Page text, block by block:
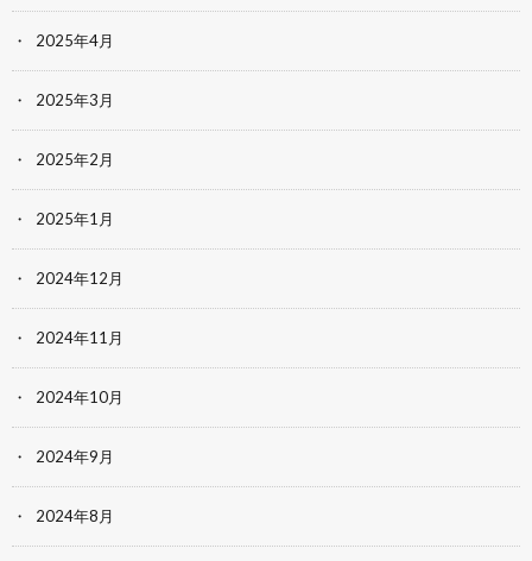
2025年4月
2025年3月
2025年2月
2025年1月
2024年12月
2024年11月
2024年10月
2024年9月
2024年8月